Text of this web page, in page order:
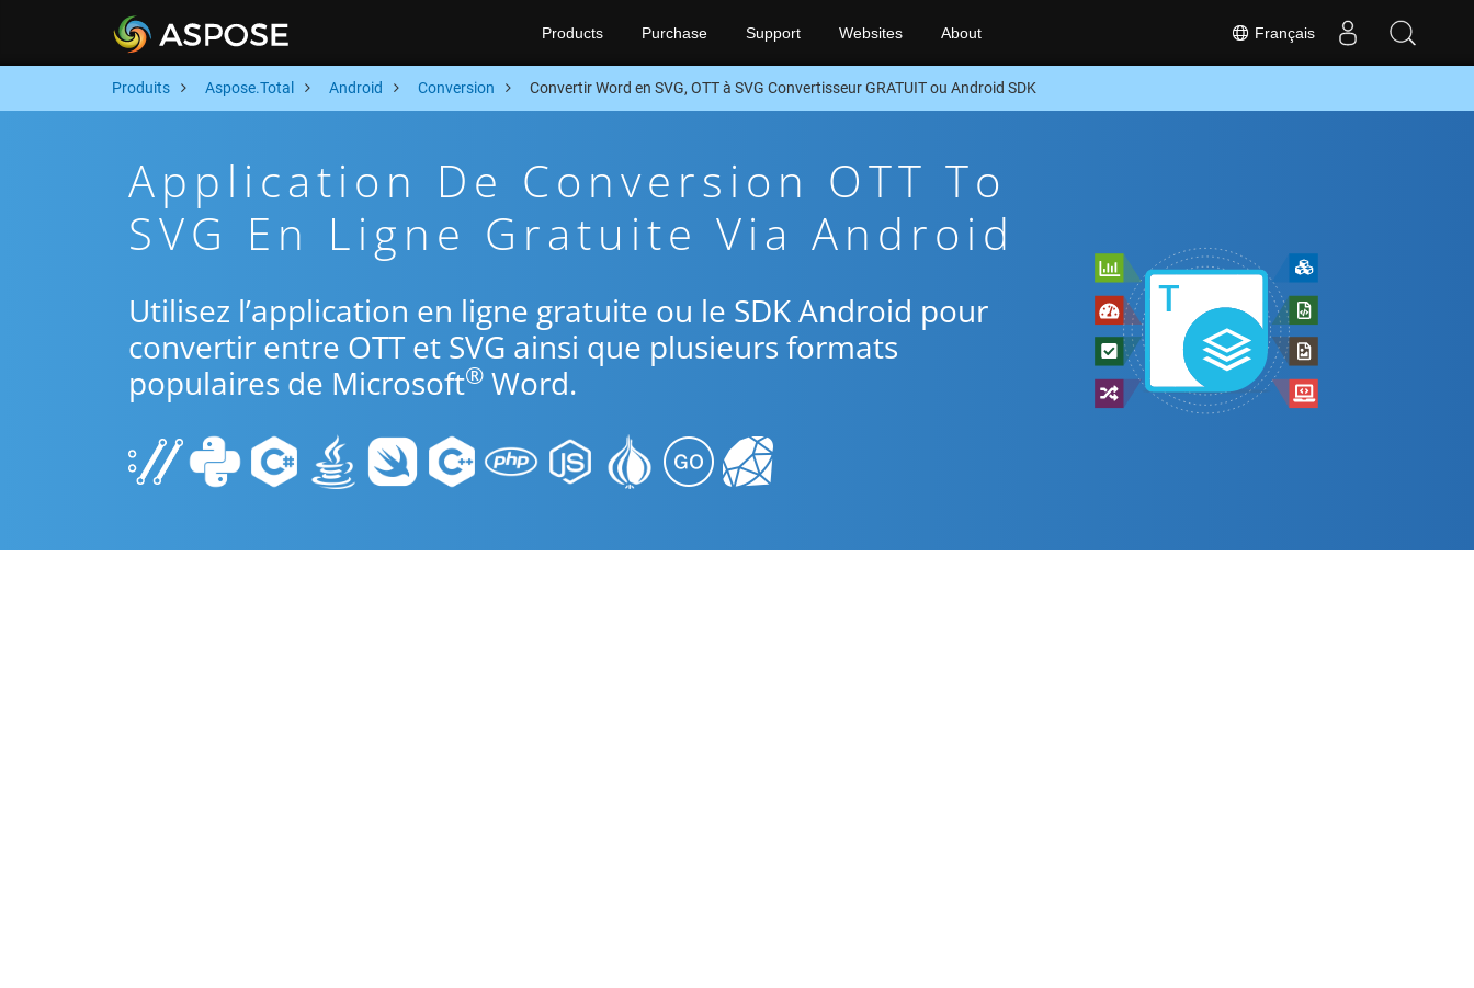
Français
Products Purchase Support Websites About
Produits Aspose.Total Android Conversion Convertir Word en SVG, OTT à SVG Convertisseur GRATUIT ou Android SDK
Application De Conversion OTT To
SVG En Ligne Gratuite Via Android
Utilisez l’application en ligne gratuite ou le SDK Android pour
convertir entre OTT et SVG ainsi que plusieurs formats
populaires de Microsoft® Word.